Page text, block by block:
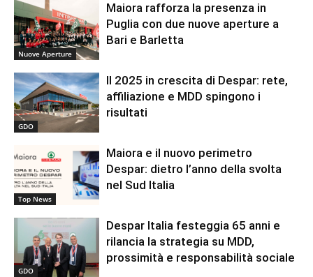
Nuove Aperture
Maiora rafforza la presenza in
Puglia con due nuove aperture a
Bari e Barletta
GDO
Il 2025 in crescita di Despar: rete,
affiliazione e MDD spingono i
risultati
Top News
Maiora e il nuovo perimetro
Despar: dietro l’anno della svolta
nel Sud Italia
GDO
Despar Italia festeggia 65 anni e
rilancia la strategia su MDD,
prossimità e responsabilità sociale